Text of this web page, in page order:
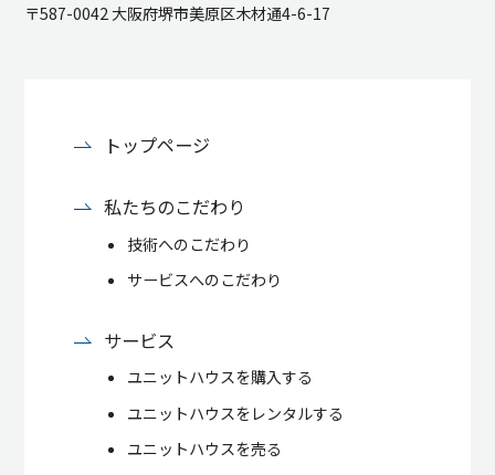
〒587-0042 大阪府堺市美原区木材通4-6-17
トップページ
私たちのこだわり
技術へのこだわり
サービスへのこだわり
サービス
ユニットハウスを購入する
ユニットハウスをレンタルする
ユニットハウスを売る